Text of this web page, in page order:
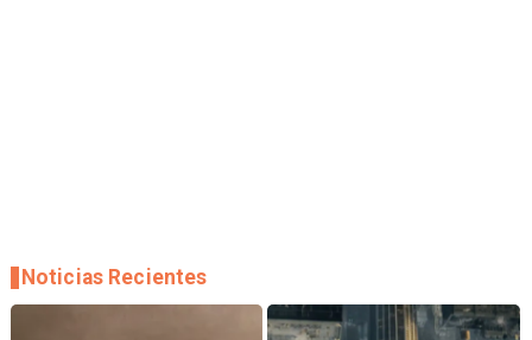
Noticias Recientes